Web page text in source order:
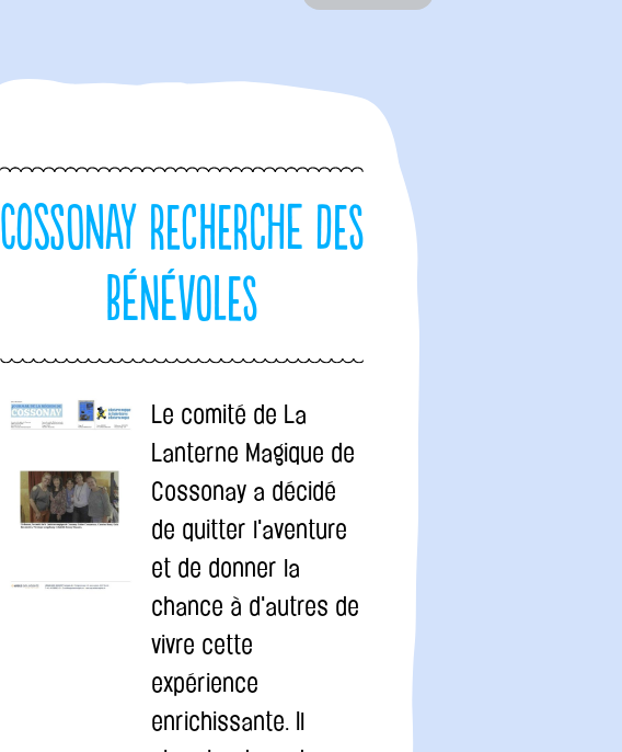
Cossonay recherche des
bénévoles
Le comité de La
Lanterne Magique de
Cossonay a décidé
de quitter l'aventure
et de donner la
chance à d'autres de
vivre cette
expérience
enrichissante. Il